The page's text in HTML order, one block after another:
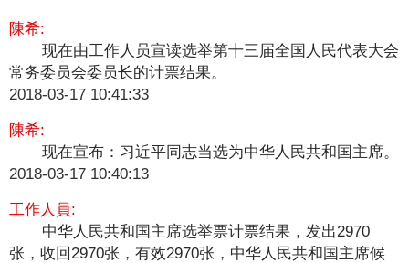
陳希:
现在由工作人员宣读选举第十三届全国人民代表大会
常务委员会委员长的计票结果。
2018-03-17 10:41:33
陳希:
现在宣布：习近平同志当选为中华人民共和国主席。
2018-03-17 10:40:13
工作人員:
中华人民共和国主席选举票计票结果，发出2970
张，收回2970张，有效2970张，中华人民共和国主席候